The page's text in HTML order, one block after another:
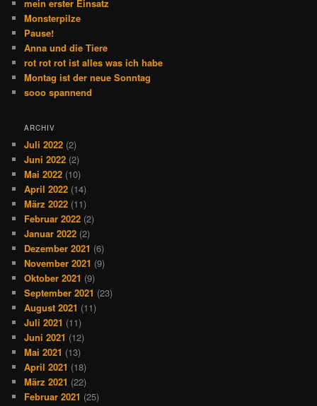
mein erster Einsatz
Monsterpilze
Pause!
Anna und die Tiere
rot rot rot ist alles was ich habe
Montag ist der neue Sonntag
sooo spannend
ARCHIV
Juli 2022 (2)
Juni 2022 (2)
Mai 2022 (10)
April 2022 (14)
März 2022 (11)
Februar 2022 (2)
Januar 2022 (2)
Dezember 2021 (6)
November 2021 (9)
Oktober 2021 (9)
September 2021 (23)
August 2021 (11)
Juli 2021 (11)
Juni 2021 (12)
Mai 2021 (13)
April 2021 (18)
März 2021 (22)
Februar 2021 (25)